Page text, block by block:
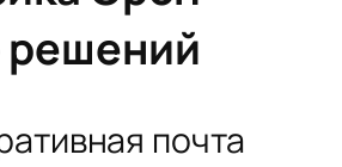
решений
почта